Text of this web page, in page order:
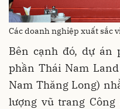
Các doanh nghiệp xuất sắc
Bên cạnh đó, dự án
phần Thái Nam
Nam Thăng Long)
lượng vũ trang